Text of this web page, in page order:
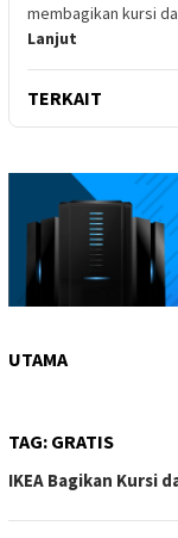
membagikan kursi
Lanjut
TERKAIT
UTAMA
TAG: GRATIS
IKEA Bagikan Kursi